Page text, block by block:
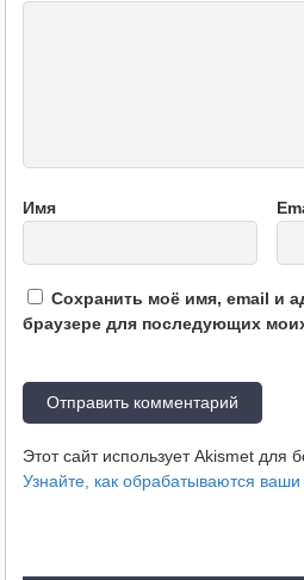
Имя
Сохранить моё имя, email и
браузере для последующих
Этот сайт использует Akismet для
Узнайте, как обрабатываются